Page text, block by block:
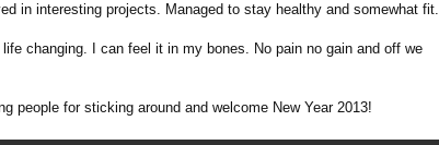
in interesting projects. Managed to stay healthy and somewhat fit.
changing. I can feel it in my bones. No pain no gain and off we
people for sticking around and welcome New Year 2013!